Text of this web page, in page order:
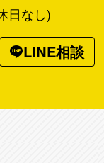
日なし)
LINE相談